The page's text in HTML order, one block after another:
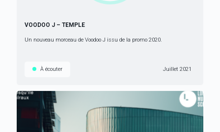
VOODOO J – TEMPLE
Un nouveau morceau de Voodoo J issu de la promo 2020.
À écouter Juillet 2021